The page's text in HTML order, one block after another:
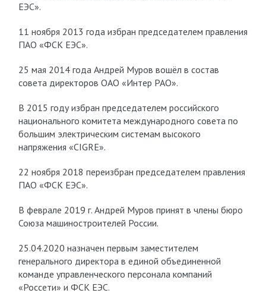
ЕЭС».
11 ноября 2013 года избран председателем правления
ПАО «ФСК ЕЭС».
25 мая 2014 года Андрей Муров вошёл в состав
совета директоров ОАО «Интер РАО».
В 2015 году избран председателем российского
национального комитета международного совета по
большим электрическим системам высокого
напряжения «CIGRE».
22 ноября 2018 переизбран председателем правления
ПАО «ФСК ЕЭС».
В феврале 2019 г. Андрей Муров принят в члены бюро
Союза машиностроителей России.
25.04.2020 назначен первым заместителем
генерального директора в единой объединенной
команде управленческого персонала компаний
«Россети» и ФСК ЕЭС.